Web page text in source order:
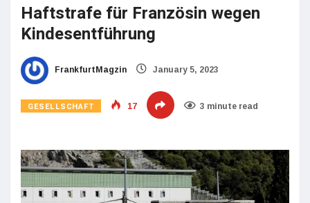
Haftstrafe für Französin wegen
Kindesentführung
FrankfurtMagzin January 5, 2023
GESELLSCHAFT 17 3 minute read